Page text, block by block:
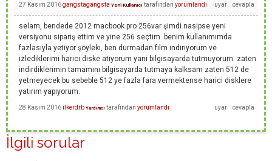
27 Kasım 2016gangstagangsta Yeni Kullanıcı tarafından yorumlandı
selam, bendede 2012 macbook pro 256var şimdi nasipse yeni
versiyonu sipariş ettim ve yine 256 seçtim. benim kullanımımda
fazlasıyla yetiyor şöyleki, ben durmadan film indiriyorum ve
izlediklerimi harici diske atıyorum yani bilgisayarda tutmuyorum. zaten
indirdiklerimin tamamını bilgisayarda tutmaya kalksam zaten 512 de
yetmeyecek bu sebeble 512 ye fazla fara vermektense harici disklere
yatırım yapıyorum.
28 Kasım 2016ilkerdrb Yardımcı tarafından yorumlandı
İlgili sorular